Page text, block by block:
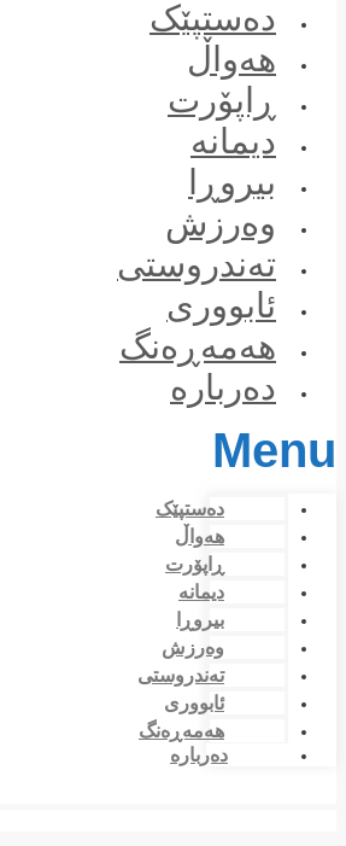
دەستپێک
هەواڵ
ڕاپۆرت
دیمانە
بیروڕا
وەرزش
تەندروستی
ئابووری
هەمەڕەنگ
دەربارە
Menu
دەستپێک
هەواڵ
ڕاپۆرت
دیمانە
بیروڕا
وەرزش
تەندروستی
ئابووری
هەمەڕەنگ
دەربارە